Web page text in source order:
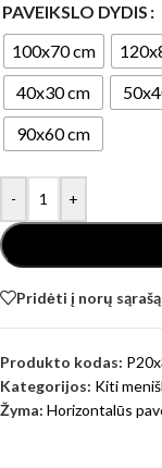
PAVEIKSLO DYDIS
100x70 cm
40x30 cm
90x60 cm
- +
Pridėti į norų sąrašą
Produkto kodas:
Kategorijos: Kiti
Žyma: Horizontalūs